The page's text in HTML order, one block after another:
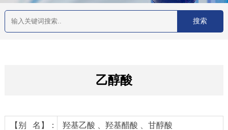
乙醇酸
【别 名】： 羟基乙酸 、羟基醋酸 、甘醇酸